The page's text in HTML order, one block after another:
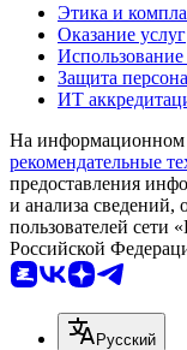
Этика и
Оказание услуг
Использование
Защита
ИТ
На информационном
рекомендательные
предоставления
и анализа сведений,
пользователей сети
Российской
Русский